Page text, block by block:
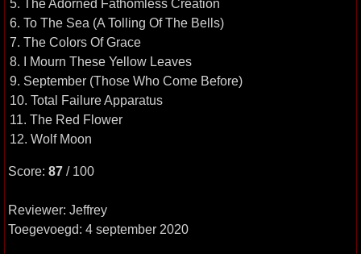
5. The Adorned Fathomless Creation
6. To The Sea (A Tolling Of The Bells)
7. The Colors Of Grace
8. I Mourn These Yellow Leaves
9. September (Those Who Come Before)
10. Total Failure Apparatus
11. The Red Flower
12. Wolf Moon
Score: 87 / 100
Reviewer: Jeffrey
Toegevoegd: 4 september 2020